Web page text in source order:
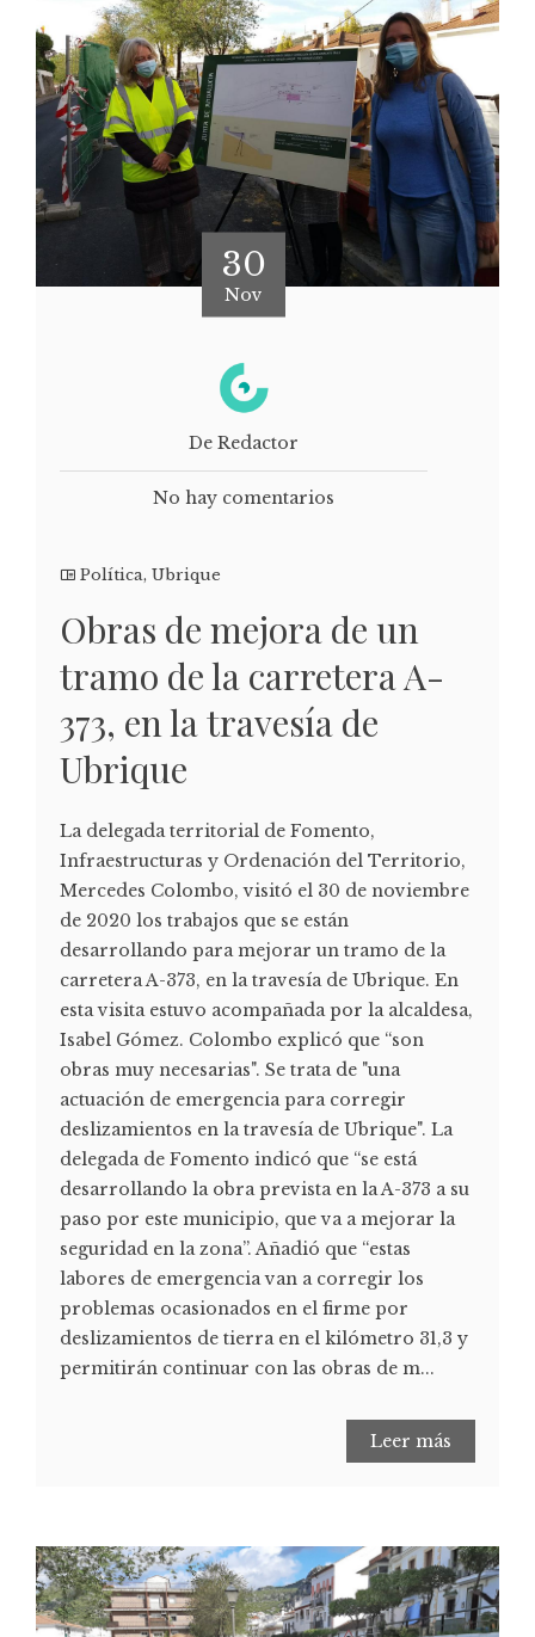
30
Nov
De Redactor
No hay comentarios
Política, Ubrique
Obras de mejora de un
tramo de la carretera A-
373, en la travesía de
Ubrique
La delegada territorial de Fomento,
Infraestructuras y Ordenación del Territorio,
Mercedes Colombo, visitó el 30 de noviembre
de 2020 los trabajos que se están
desarrollando para mejorar un tramo de la
carretera A-373, en la travesía de Ubrique. En
esta visita estuvo acompañada por la alcaldesa,
Isabel Gómez. Colombo explicó que “son
obras muy necesarias". Se trata de "una
actuación de emergencia para corregir
deslizamientos en la travesía de Ubrique". La
delegada de Fomento indicó que “se está
desarrollando la obra prevista en la A-373 a su
paso por este municipio, que va a mejorar la
seguridad en la zona”. Añadió que “estas
labores de emergencia van a corregir los
problemas ocasionados en el firme por
deslizamientos de tierra en el kilómetro 31,3 y
permitirán continuar con las obras de m...
Leer más